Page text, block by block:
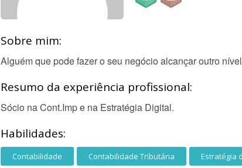
Sobre mim:
Alguém que pode fazer o seu negócio alcançar outro
Resumo da experiência profissional:
Sócio na Cont.Imp e na Estratégia Digital.
Habilidades:
Contabilidade Contabilidade Tributária Estratégia